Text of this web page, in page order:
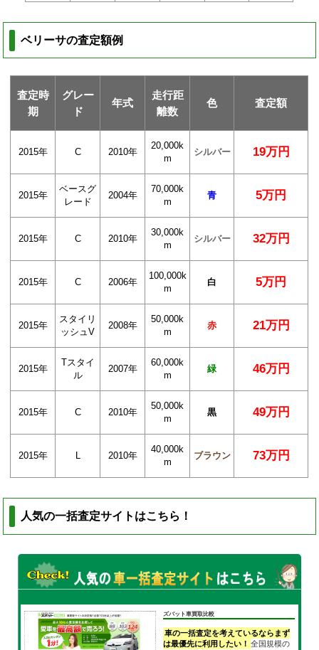
ベリーサの査定額例
査定時
期
グレー
ド
年式
走行距
離数
色 査定額
2015年 C 2010年
20,000k
m
シルバー 19万円
2015年
ベースグ
レード
2004年
70,000k
m
青 5万円
2015年 C 2010年
30,000k
m
シルバー 32万円
2015年 C 2006年
100,000k
m
白 5万円
2015年
スタイリ
ッシュV
2008年
50,000k
m
赤 21万円
2015年
Tスタイ
ル
2007年
60,000k
m
緑 46万円
2015年 C 2010年
50,000k
m
黒 49万円
2015年 L 2010年
40,000k
m
ブラウン 73万円
人気の一括査定サイトはこちら！
ズバット車買取比較
車の一括査定を考えているならまず
は最優先に利用したい！ 全国規模の